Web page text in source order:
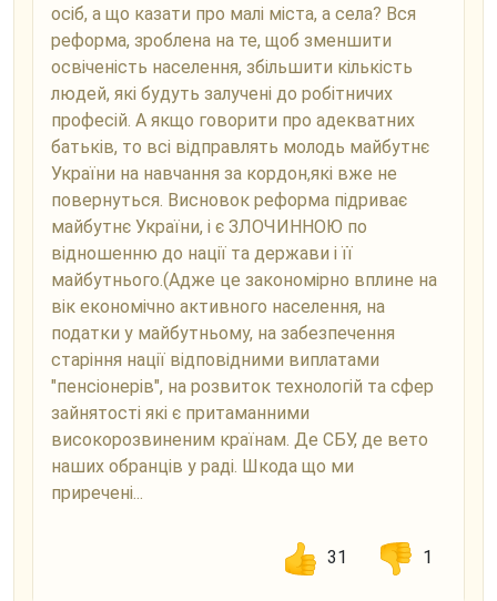
осіб, а що казати про малі міста, а села? Вся
реформа, зроблена на те, щоб зменшити
освіченість населення, збільшити кількість
людей, які будуть залучені до робітничих
професій. А якщо говорити про адекватних
батьків, то всі відправлять молодь майбутнє
України на навчання за кордон,які вже не
повернуться. Висновок реформа підриває
майбутнє України, і є ЗЛОЧИННОЮ по
відношенню до нації та держави і її
майбутнього.(Адже це закономірно вплине на
вік економічно активного населення, на
податки у майбутньому, на забезпечення
старіння нації відповідними виплатами
"пенсіонерів", на розвиток технологій та сфер
зайнятості які є притаманними
високорозвиненим країнам. Де СБУ, де вето
наших обранців у раді. Шкода що ми
приречені...
31 1